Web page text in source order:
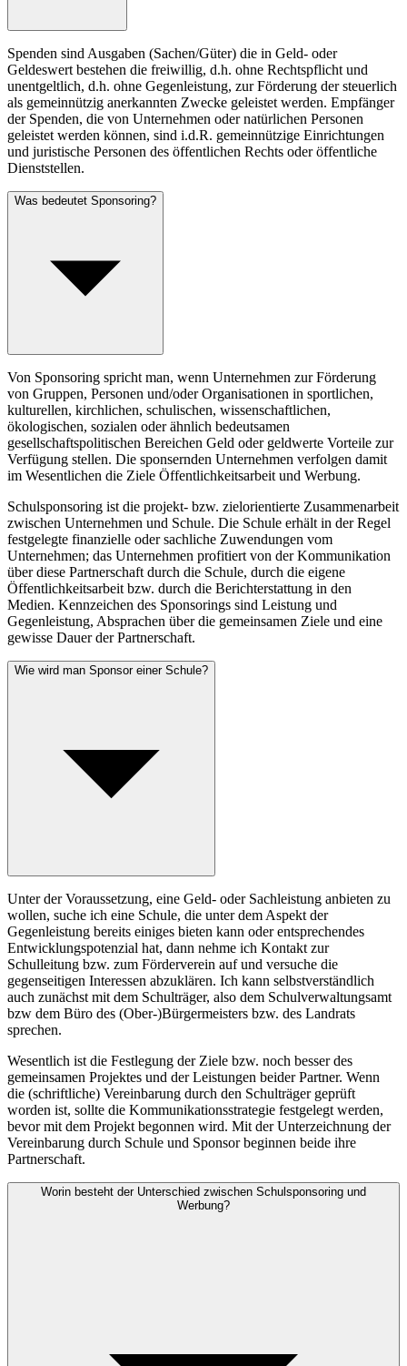
Spenden sind Ausgaben (Sachen/Güter) die in Geld- oder
Geldeswert bestehen die freiwillig, d.h. ohne Rechtspflicht und
unentgeltlich, d.h. ohne Gegenleistung, zur Förderung der steuerlich
als gemeinnützig anerkannten Zwecke geleistet werden. Empfänger
der Spenden, die von Unternehmen oder natürlichen Personen
geleistet werden können, sind i.d.R. gemeinnützige Einrichtungen
und juristische Personen des öffentlichen Rechts oder öffentliche
Dienststellen.
Was bedeutet Sponsoring?
Von Sponsoring spricht man, wenn Unternehmen zur Förderung
von Gruppen, Personen und/oder Organisationen in sportlichen,
kulturellen, kirchlichen, schulischen, wissenschaftlichen,
ökologischen, sozialen oder ähnlich bedeutsamen
gesellschaftspolitischen Bereichen Geld oder geldwerte Vorteile zur
Verfügung stellen. Die sponsernden Unternehmen verfolgen damit
im Wesentlichen die Ziele Öffentlichkeitsarbeit und Werbung.
Schulsponsoring ist die projekt- bzw. zielorientierte Zusammenarbeit
zwischen Unternehmen und Schule. Die Schule erhält in der Regel
festgelegte finanzielle oder sachliche Zuwendungen vom
Unternehmen; das Unternehmen profitiert von der Kommunikation
über diese Partnerschaft durch die Schule, durch die eigene
Öffentlichkeitsarbeit bzw. durch die Berichterstattung in den
Medien. Kennzeichen des Sponsorings sind Leistung und
Gegenleistung, Absprachen über die gemeinsamen Ziele und eine
gewisse Dauer der Partnerschaft.
Wie wird man Sponsor einer Schule?
Unter der Voraussetzung, eine Geld- oder Sachleistung anbieten zu
wollen, suche ich eine Schule, die unter dem Aspekt der
Gegenleistung bereits einiges bieten kann oder entsprechendes
Entwicklungspotenzial hat, dann nehme ich Kontakt zur
Schulleitung bzw. zum Förderverein auf und versuche die
gegenseitigen Interessen abzuklären. Ich kann selbstverständlich
auch zunächst mit dem Schulträger, also dem Schulverwaltungsamt
bzw dem Büro des (Ober-)Bürgermeisters bzw. des Landrats
sprechen.
Wesentlich ist die Festlegung der Ziele bzw. noch besser des
gemeinsamen Projektes und der Leistungen beider Partner. Wenn
die (schriftliche) Vereinbarung durch den Schulträger geprüft
worden ist, sollte die Kommunikationsstrategie festgelegt werden,
bevor mit dem Projekt begonnen wird. Mit der Unterzeichnung der
Vereinbarung durch Schule und Sponsor beginnen beide ihre
Partnerschaft.
Worin besteht der Unterschied zwischen Schulsponsoring und
Werbung?